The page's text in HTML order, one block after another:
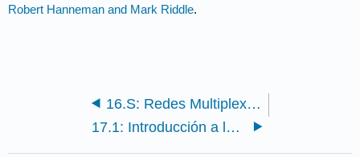
Robert Hanneman and Mark Riddle.
16.S: Redes Multiplex (Resumen)
17.1: Introducción a las redes de dos modos